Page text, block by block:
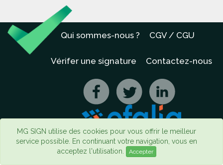
Qui sommes-nous ? CGV / CGU
Vérifer une signature Contactez-nous
MG SIGN utilise des cookies pour vous offrir le meilleur
service possible. En continuant votre navigation, vous en
acceptez l'utilisation.
Accepter